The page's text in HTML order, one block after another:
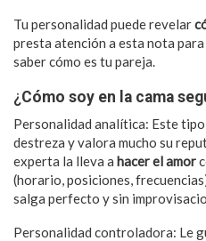
Tu personalidad puede revelar
presta atención a esta nota
saber cómo es tu pareja.
¿ Cómo soy en la cama
Personalidad analítica: Este
destreza y valora mucho su
experta la lleva a hacer el amor
(horario, posiciones,
salga perfecto y sin
Personalidad controladora: Le